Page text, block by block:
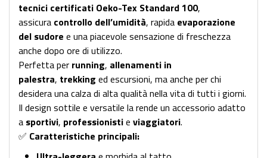
tecnici certificati Oeko-Tex Standard 100,
assicura controllo dell’umidità, rapida evaporazione
del sudore e una piacevole sensazione di freschezza
anche dopo ore di utilizzo.
Perfetta per running, allenamenti in
palestra, trekking ed escursioni, ma anche per chi
desidera una calza di alta qualità nella vita di tutti i giorni.
Il design sottile e versatile la rende un accessorio adatto
a sportivi, professionistie viaggiatori.
✅ Caratteristiche principali: